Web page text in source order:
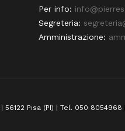
Per info:
Segreteria:
Amministrazione:
Pisa (PI) | Tel. 050 8054968 |